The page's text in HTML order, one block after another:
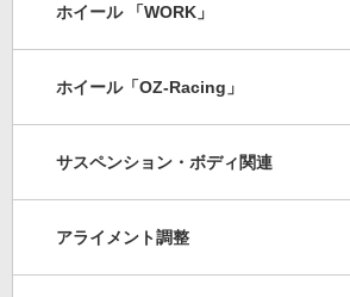
ホイール 「WORK」
ホイール「OZ-Racing」
サスペンション・ボディ関連
アライメント調整